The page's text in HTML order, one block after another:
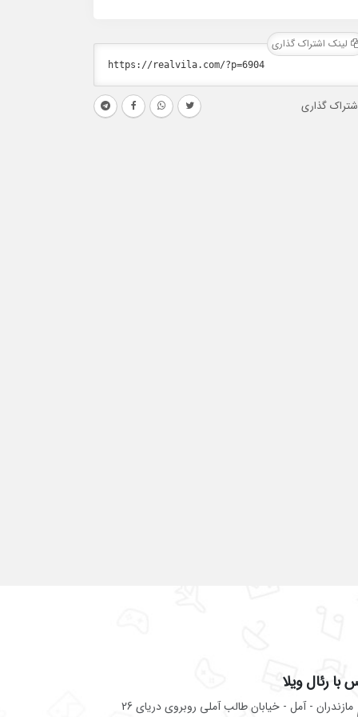
لینک اشتراک گذاری
گذاری
با رئال ویلا
مازندران - آمل - خیابان طالب آملی روبروی دریای 26